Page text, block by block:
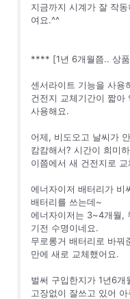
지금까지 시계가 잘 작
여요.^^
**** [1년 6개월쯤.. 상
센서라이트 기능을 사용
건전지 교체기간이 짧아
사용해요.
어제, 비도오고 날씨가
캄캄해서? 시간이 희미
이쯤에서 새 건전지로
에너자이저 배터리가 비
배터리를 쓰는데~
에너자이저는 3~4개월,
기전 수명이네요.
무로롱거 배터리로 바꿔
만에 새로 교체했어요.
벌써 구입한지가 1년6개
고장없이 잘쓰고 있어